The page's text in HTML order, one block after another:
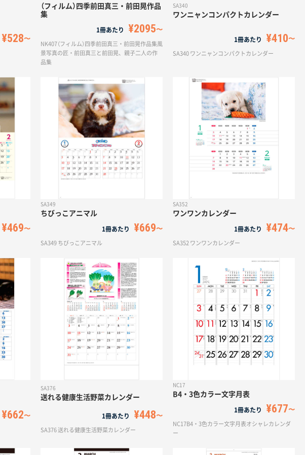
¥528
（フィルム）四季前田真三・前田晃作品
集
1冊あたり ¥2095
NK407（フィルム）四季前田真三・前田晃作品集風
景写真の匠・前田真三と前田晃、親子二人の作
品集
SA340
ワンニャンコンパクトカレンダー
1冊あたり ¥410
SA340 ワンニャンコンパクトカレンダー
¥469
SA349
ちびっこアニマル
1冊あたり ¥669
SA349 ちびっこアニマル
SA352
ワンワンカレンダー
1冊あたり ¥474
SA352 ワンワンカレンダー
¥662
SA376
送れる健康生活野菜カレンダー
1冊あたり ¥448
SA376 送れる健康生活野菜カレンダー
NC17
B4・3色カラー文字月表
1冊あたり ¥677
NC17B4・3色カラー文字月表オシャレカレンダ
ー